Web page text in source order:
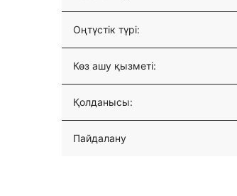
Оңтүстік түрі:
Көз ашу қызметі:
Қолданысы:
Пайдалану